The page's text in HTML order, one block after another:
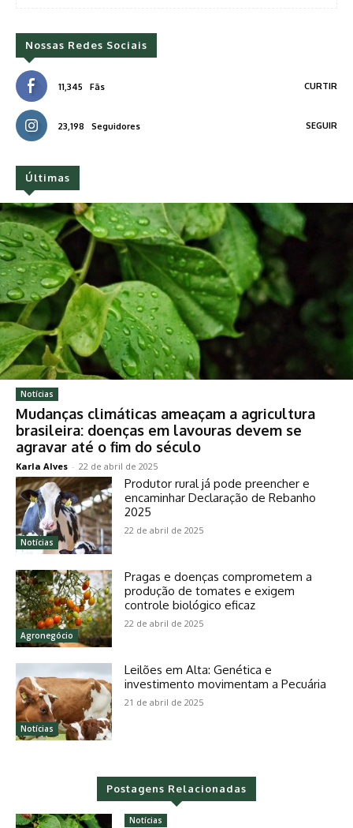
Nossas Redes Sociais
11,345 Fãs CURTIR
23,198 Seguidores SEGUIR
Últimas
Notícias
Mudanças climáticas ameaçam a agricultura
brasileira: doenças em lavouras devem se
agravar até o fim do século
Karla Alves - 22 de abril de 2025
Notícias
Produtor rural já pode preencher e
encaminhar Declaração de Rebanho
2025
22 de abril de 2025
Agronegócio
Pragas e doenças comprometem a
produção de tomates e exigem
controle biológico eficaz
22 de abril de 2025
Notícias
Leilões em Alta: Genética e
investimento movimentam a Pecuária
21 de abril de 2025
Postagens Relacionadas
Notícias